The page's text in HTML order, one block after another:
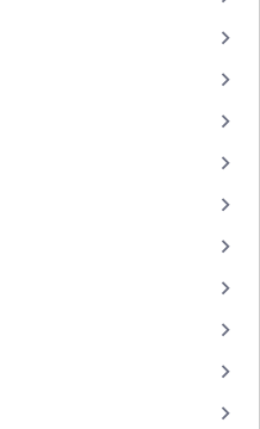
keyboard_arrow_right
keyboard_arrow_right
keyboard_arrow_right
keyboard_arrow_right
keyboard_arrow_right
keyboard_arrow_right
keyboard_arrow_right
keyboard_arrow_right
keyboard_arrow_right
keyboard_arrow_right